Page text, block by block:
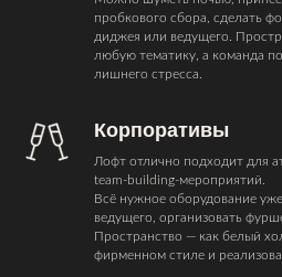
пробкового сбора, сделать
диджея или ведущего.
любую тематику, а команда
лишнего стресса.
Корпоративы
Лофт отлично подходит для
team-building-мероприятий.
Всё нужное оборудование
ведущего, организовать
Пространство — как белый
фирменном стиле и